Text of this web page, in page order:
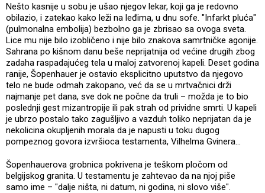
Nešto kasnije u sobu je ušao njegov lekar, koji ga je redovno
obilazio, i zatekao kako leži na leđima, u dnu sofe. "Infarkt pluća"
(pulmonalna embolija) bezbolno ga je zbrisao sa ovoga sveta.
Lice mu nije bilo izobličeno i nije bilo znakova samrtničke agonije.
Sahrana po kišnom danu beše neprijatnija od većine drugih zbog
zadaha raspadajućeg tela u maloj zatvorenoj kapeli. Deset godina
ranije, Šopenhauer je ostavio eksplicitno uputstvo da njegovo
telo ne bude odmah zakopano, već da se u mrtvačnici drži
najmanje pet dana, sve dok ne počne da truli – možda je to bio
poslednji gest mizantropije ili pak strah od prividne smrti. U kapeli
je ubrzo postalo tako zagušljivo a vazduh toliko neprijatan da je
nekolicina okupljenih morala da je napusti u toku dugog
pompeznog govora izvršioca testamenta, Vilhelma Gvinera...
Šopenhauerova grobnica pokrivena je teškom pločom od
belgijskog granita. U testamentu je zahtevao da na njoj piše
samo ime – "dalje ništa, ni datum, ni godina, ni slovo više".